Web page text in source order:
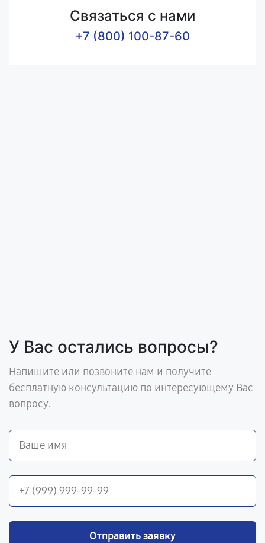
Связаться с нами
+7 (800) 100-87-60
У Вас остались вопросы?
Напишите или позвоните нам и получите
бесплатную консультацию по интересующему Вас
вопросу.
Отправить заявку